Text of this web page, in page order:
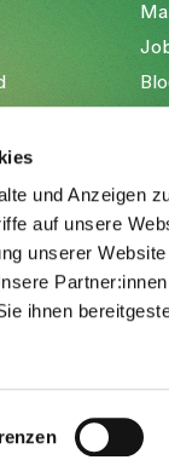
und Anzeigen
auf unsere
unserer
ihnen